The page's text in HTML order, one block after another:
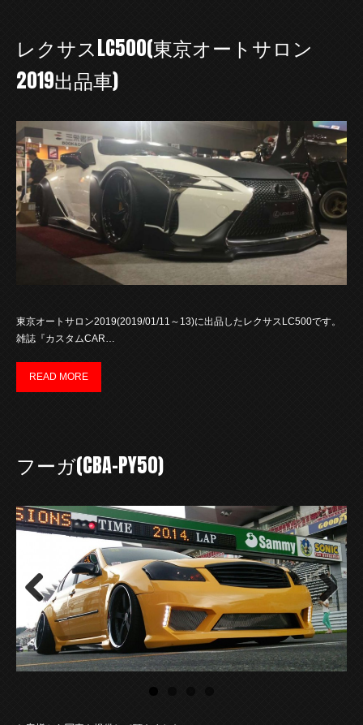
レクサスLC500(東京オートサロン
2019出品車)
東京オートサロン2019(2019/01/11～13)に出品したレクサスLC500です。
雑誌『カスタムCAR…
READ MORE
フーガ(CBA-PY50)
Previous Next